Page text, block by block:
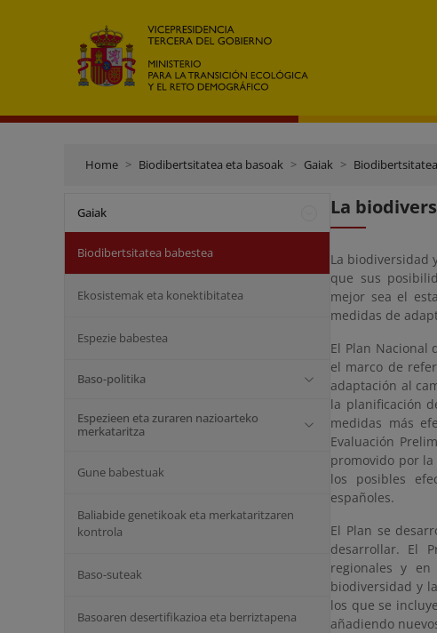
Home Biodibertsitatea eta basoak Gaiak
Gaiak
Biodibertsitatea babestea
Ekosistemak eta konektibitatea
Espezie babestea
Baso-politika
Espezieen eta zuraren nazioarteko
merkataritza
Gune babestuak
Baliabide genetikoak eta merkataritzaren
kontrola
Baso-suteak
Basoaren desertifikazioa eta berriztapena
La
La biodiversidad
que sus
mejor sea el
medidas de
El Plan Nacional
el marco de
adaptación al
la planificación
medidas más
Evaluación
promovido por la
los posibles
españoles.
El Plan se
desarrollar. El
regionales y
biodiversidad y
los que se
añadiendo